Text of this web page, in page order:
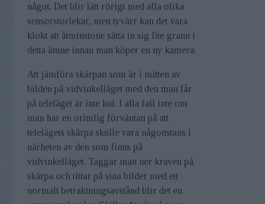
något. Det blir lätt rörigt med alla olika
sensorstorlekar, men tyvärr kan det vara
klokt att åtminstone sätta in sig lite grann i
detta ämne innan man köper en ny kamera.
Att jämföra skärpan som är i mitten av
bilden på vidvinkelläget med den man får
på teleläget är inte kul. I alla fall inte om
man har en orimlig förväntan på att
telelägets skärpa skulle vara någonstans i
närheten av den som finns på
vidvinkelläget. Taggar man ner kraven på
skärpa och tittar på sina bilder med ett
normalt betraktningsavstånd blir det en